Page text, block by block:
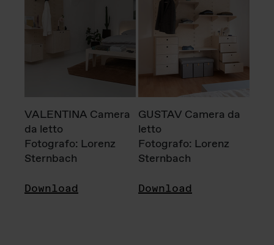
VALENTINA Camera
da letto
Fotografo: Lorenz
Sternbach
Download
GUSTAV Camera da
letto
Fotografo: Lorenz
Sternbach
Download